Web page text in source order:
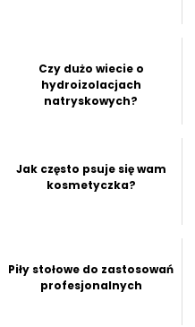
Czy dużo wiecie o
hydroizolacjach
natryskowych?
Jak często psuje się wam
kosmetyczka?
Piły stołowe do zastosowań
profesjonalnych